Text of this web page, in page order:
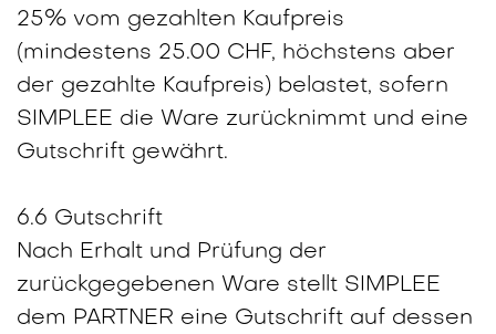
25% vom gezahlten Kaufpreis
(mindestens 25.00 CHF, höchstens aber
der gezahlte Kaufpreis) belastet, sofern
SIMPLEE die Ware zurücknimmt und eine
Gutschrift gewährt.
6.6 Gutschrift
Nach Erhalt und Prüfung der
zurückgegebenen Ware stellt SIMPLEE
dem PARTNER eine Gutschrift auf dessen